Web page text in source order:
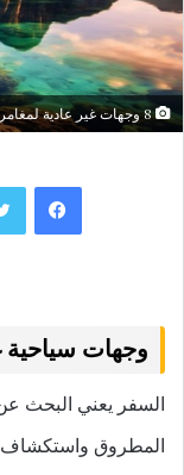
8 وجهات غير عادية لمغامرات لا تنسى
وجهات سياحية
السفر يعني البحث
المطروق واستكشاف